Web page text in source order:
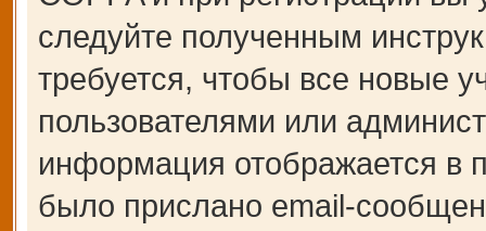
следуйте полученным
требуется, чтобы все новые
пользователями или
информация отображается в
было прислано email-